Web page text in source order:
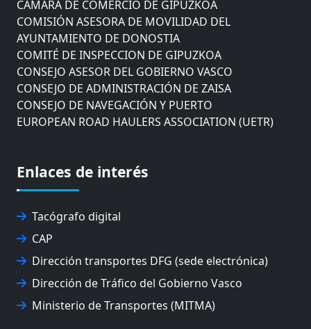
COMISIÓN ASESORA DE MOVILIDAD DEL
AYUNTAMIENTO DE DONOSTIA
COMITÉ DE INSPECCION DE GIPUZKOA
CONSEJO ASESOR DEL GOBIERNO VASCO
CONSEJO DE ADMINISTRACIÓN DE ZAISA
CONSEJO DE NAVEGACIÓN Y PUERTO
EUROPEAN ROAD HAULERS ASSOCIATION (UETR)
FEVATRANS (FEDERACIÓN VASCA DE TRANSPORTES)
FITRANS
JUNTA ARBITRAL DEL TRANSPORTE DE GIPUZKOA
MONDRAGÓN UNIBERTSITATEA
Enlaces de interés
Tacógrafo digital
CAP
Dirección transportes DFG (sede electrónica)
Dirección de Tráfico del Gobierno Vasco
Ministerio de Transportes (MITMA)